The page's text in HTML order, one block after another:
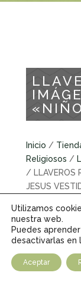
Inicio /
Religiosos /
/ LLAVEROS
JESUS
Llaveros
Peso
Utilizamos
nuestra web.
Puedes
desactivarlas en
Aceptar